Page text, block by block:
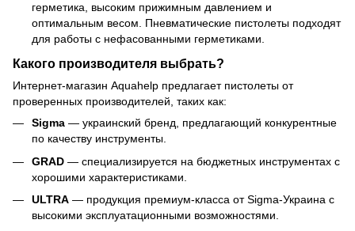
герметика, высоким прижимным давлением и
оптимальным весом. Пневматические пистолеты подходят
для работы с нефасованными герметиками.
Какого производителя выбрать?
Интернет-магазин Aquahelp предлагает пистолеты от
проверенных производителей, таких как:
Sigma — украинский бренд, предлагающий конкурентные
по качеству инструменты.
GRAD — специализируется на бюджетных инструментах с
хорошими характеристиками.
ULTRA — продукция премиум-класса от Sigma-Украина с
высокими эксплуатационными возможностями.